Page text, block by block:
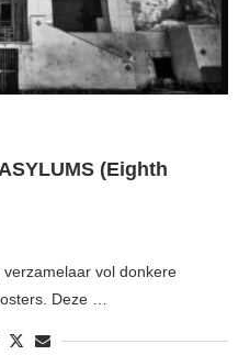
(Eighth
vol donkere
Deze …